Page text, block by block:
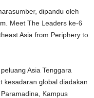
dipandu oleh
Meet The Leaders ke-6
Asia from Periphery to
Asia Tenggara
kesadaran global diadakan
Kampus